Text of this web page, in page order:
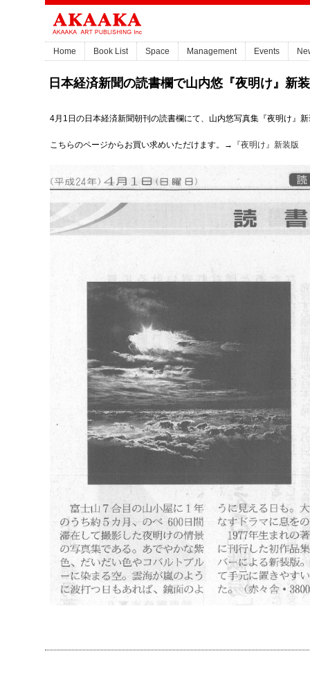
Home Book List Space Management Events
日本経済新聞の読書欄で山内悠『夜明け』新
4月1日の日本経済新聞朝刊の読書欄にて、山内悠写真集『夜明け』
こちらのページからお買い求めいただけます。→ 『夜明け』新装版